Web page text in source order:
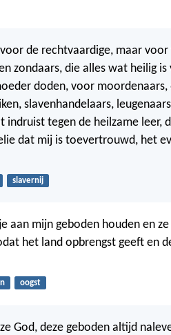
de rechtvaardige, maar
zondaars, die alles wat heilig is
doden, voor
slavenhandelaars,
tegen de heilzame leer,
dat mij is toevertrouwd, het
slavernij
aan mijn geboden houden en
het land opbrengst geeft en
oogst
God, deze geboden altijd